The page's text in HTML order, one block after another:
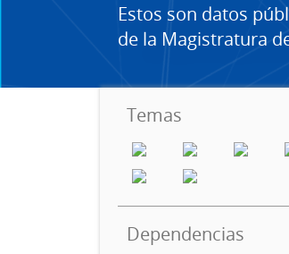
Estos son datos
de la Magistratura
Temas
Dependencias